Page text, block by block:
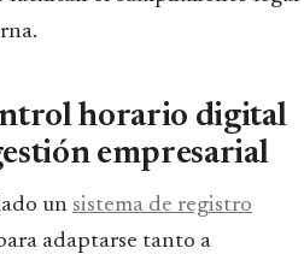
horario digital
empresarial
un sistema de registro
adaptarse tanto a